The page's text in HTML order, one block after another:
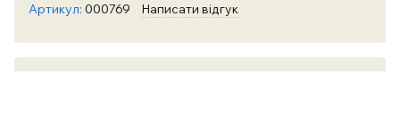
Артикул: 000769 Написати відгук